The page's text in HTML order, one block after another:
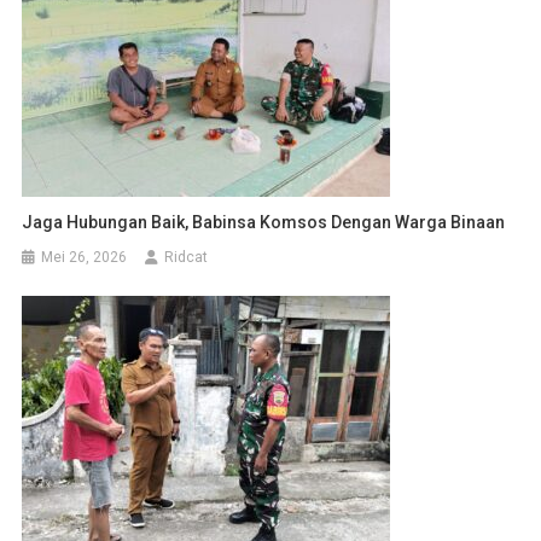
Jaga Hubungan Baik, Babinsa Komsos Dengan Warga Binaan
Mei 26, 2026 Ridcat